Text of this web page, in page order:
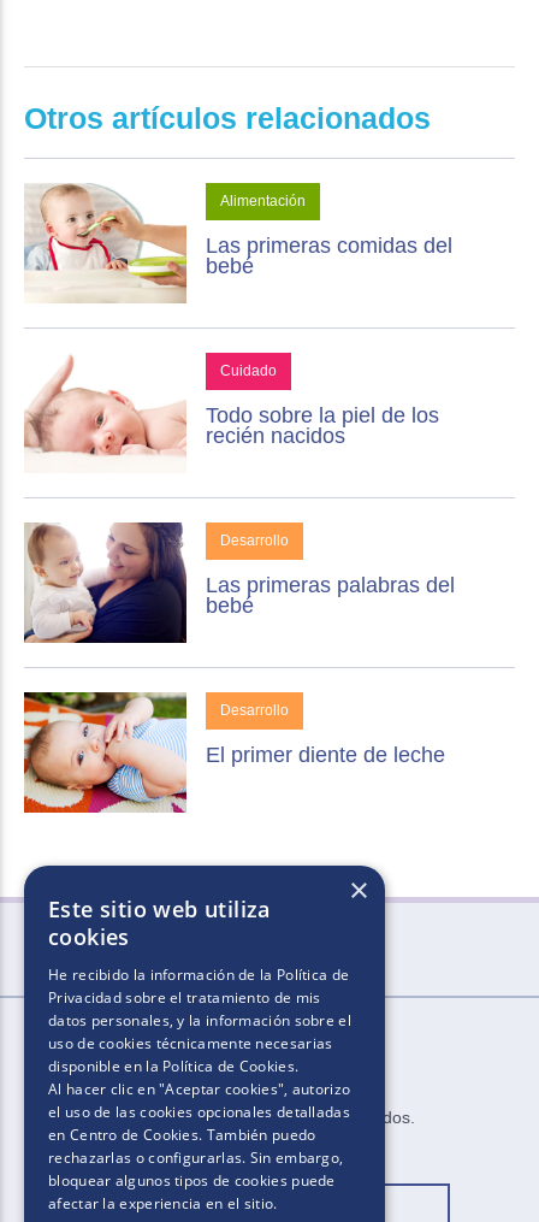
Otros artículos relacionados
Alimentación
Las primeras comidas del
bebé
Cuidado
Todo sobre la piel de los
recién nacidos
Desarrollo
Las primeras palabras del
bebé
Desarrollo
El primer diente de leche
2025.​​ ​Todos los derechos reservados​.​
Cambiar ubicación
×
Este sitio web utiliza
cookies
He recibido la información de la Política de
Privacidadsobre el tratamiento de mis
datos personales, y la información sobre el
uso de cookies técnicamente necesarias
disponible en la Política de Cookies.
Al hacer clic en "Aceptar cookies", autorizo
el uso de las cookies opcionales detalladas
en Centro de Cookies. También puedo
rechazarlas o configurarlas. Sin embargo,
bloquear algunos tipos de cookies puede
afectar la experiencia en el sitio.